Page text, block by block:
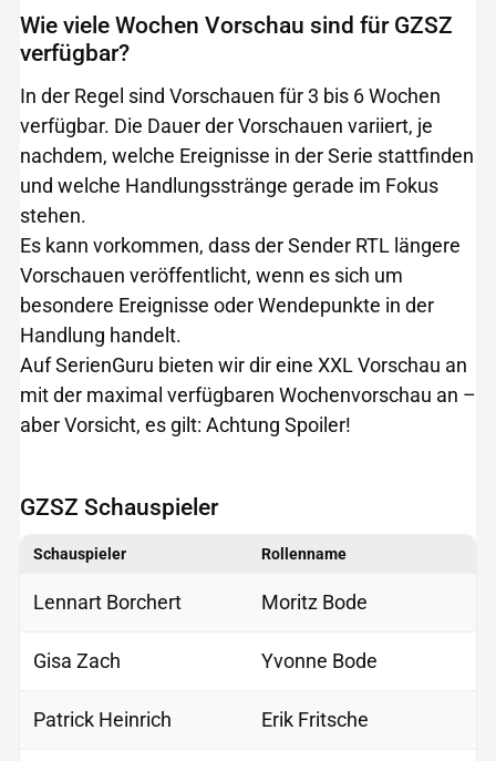
Wie viele Wochen Vorschau sind für GZSZ
verfügbar?
In der Regel sind Vorschauen für 3 bis 6 Wochen
verfügbar. Die Dauer der Vorschauen variiert, je
nachdem, welche Ereignisse in der Serie stattfinden
und welche Handlungsstränge gerade im Fokus
stehen.
Es kann vorkommen, dass der Sender RTL längere
Vorschauen veröffentlicht, wenn es sich um
besondere Ereignisse oder Wendepunkte in der
Handlung handelt.
Auf SerienGuru bieten wir dir eine XXL Vorschau an
mit der maximal verfügbaren Wochenvorschau an –
aber Vorsicht, es gilt: Achtung Spoiler!
GZSZ Schauspieler
Schauspieler Rollenname
Lennart Borchert Moritz Bode
Gisa Zach Yvonne Bode
Patrick Heinrich Erik Fritsche